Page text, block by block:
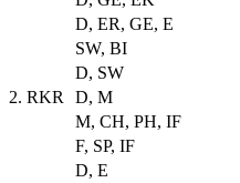
D, ER, GE, E
SW, BI
D, SW
2. RKR
D, M
M, CH, PH, IF
F, SP, IF
D, E